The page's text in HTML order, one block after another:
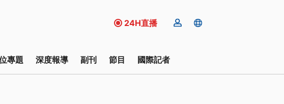
24H直播
專題 深度報導 副刊 節目 國際記者